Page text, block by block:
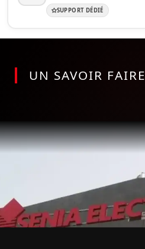
SUPPORT DÉDIÉ
UN SAVOIR FAIRE